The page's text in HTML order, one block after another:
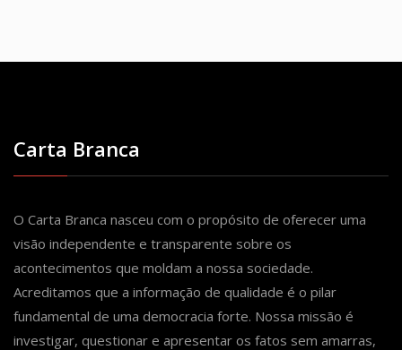
Carta Branca
O Carta Branca nasceu com o propósito de oferecer uma
visão independente e transparente sobre os
acontecimentos que moldam a nossa sociedade.
Acreditamos que a informação de qualidade é o pilar
fundamental de uma democracia forte. Nossa missão é
investigar, questionar e apresentar os fatos sem amarras,